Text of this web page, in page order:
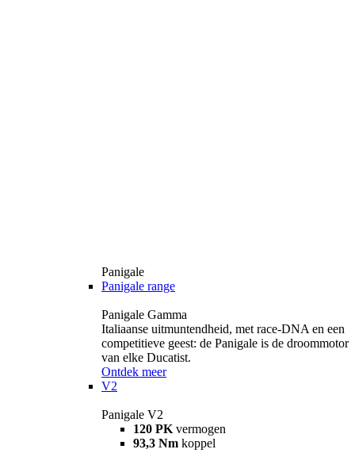
Panigale
Panigale range
Panigale Gamma
Italiaanse uitmuntendheid, met race-DNA en een
competitieve geest: de Panigale is de droommotor
van elke Ducatist.
Ontdek meer
V2
Panigale V2
120 PK vermogen
93,3 Nm koppel